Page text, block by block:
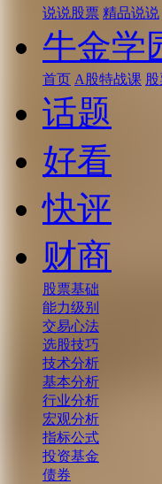
说说股票 精品说说
牛金学
首页 A股特战课
话题
好看
快评
财商
股票基础
能力级别
交易心法
选股技巧
技术分析
基本分析
行业分析
宏观分析
指标公式
投资基金
债券